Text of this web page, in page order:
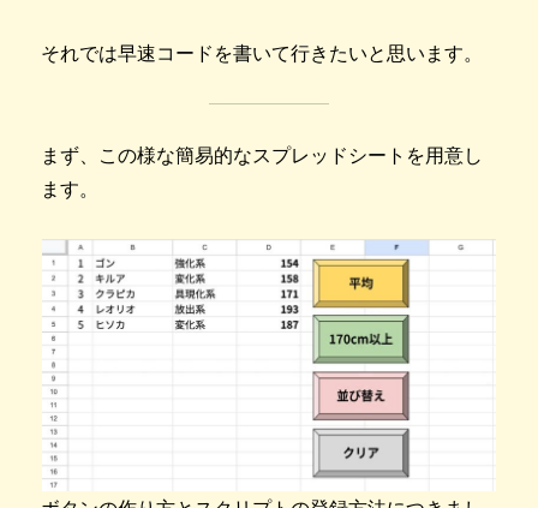
それでは早速コードを書いて行きたいと思います。
まず、この様な簡易的なスプレッドシートを用意し
ます。